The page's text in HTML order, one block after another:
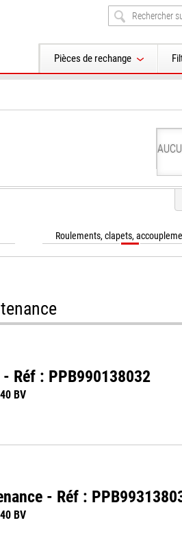
Pièces de rechange
Roulements, clapets,
Réf : PPB990138032
BV
- Réf :
BV